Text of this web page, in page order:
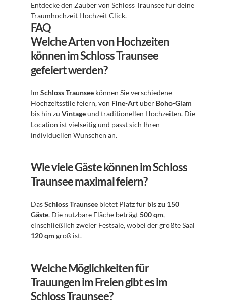
Entdecke den Zauber von Schloss Traunsee für deine
Traumhochzeit Hochzeit Click.
FAQ
Welche Arten von Hochzeiten
können im Schloss Traunsee
gefeiert werden?
Im Schloss Traunsee können Sie verschiedene
Hochzeitsstile feiern, von Fine-Art über Boho-Glam
bis hin zu Vintage und traditionellen Hochzeiten. Die
Location ist vielseitig und passt sich Ihren
individuellen Wünschen an.
Wie viele Gäste können im Schloss
Traunsee maximal feiern?
Das Schloss Traunsee bietet Platz für bis zu 150
Gäste. Die nutzbare Fläche beträgt 500 qm,
120 qm groß ist.
Welche Möglichkeiten für
Trauungen im Freien gibt es im
Schloss Traunsee?